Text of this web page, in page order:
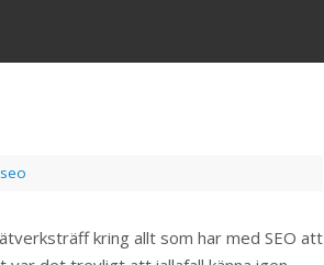
seo
kring allt som har med SEO att